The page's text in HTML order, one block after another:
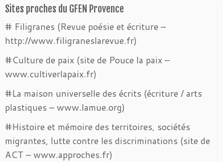
Sites proches du GFEN Provence
# Filigranes (Revue poésie et écriture –
http://www.filigraneslarevue.fr)
#Culture de paix (site de Pouce la paix –
www.cultiverlapaix.fr)
#La maison universelle des écrits (écriture / arts
plastiques – www.lamue.org)
#Histoire et mémoire des territoires, sociétés
migrantes, lutte contre les discriminations (site de
ACT – www.approches.fr)